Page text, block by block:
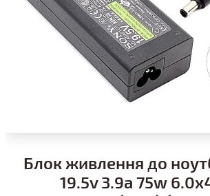
Блок живлення до
19.5v 3.9a 75w